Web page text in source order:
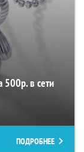
500р. в сети
ПОДРОБНЕЕ